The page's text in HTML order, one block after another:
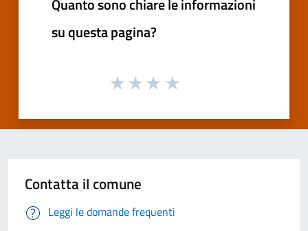
Quanto sono chiare le informazioni
su questa pagina?
Contatta il comune
Leggi le domande frequenti